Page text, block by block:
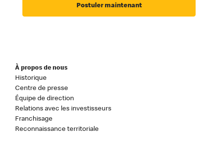
Postuler maintenant
À propos de nous
Historique
Centre de presse
Équipe de direction
Relations avec les investisseurs
Franchisage
Reconnaissance territoriale